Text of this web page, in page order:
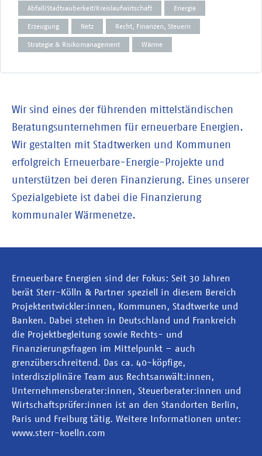
Abfall/Stadtsauberkeit/Kreislaufwirtschaft Energie
Erzeugung Netz Recht, Finanzen, Steuern
Strategie & Risikomanagement Wärme
Wir sind eines der führenden mittelständischen
Beratungsunternehmen für erneuerbare Energien.
Wir gestalten mit Stadtwerken und Kommunen
erfolgreich Erneuerbare-Energie-Projekte und
unterstützen bei deren Finanzierung. Eines unserer
Spezialgebiete ist dabei die Finanzierung
kommunaler Wärmenetze.
Erneuerbare Energien sind der Fokus: Seit 30 Jahren
berät Sterr-Kölln & Partner speziell in diesem Bereich
Projektentwickler:innen, Kommunen, Stadtwerke und
Banken. Dabei stehen in Deutschland und Frankreich
die Projektbegleitung sowie Rechts- und
Finanzierungsfragen im Mittelpunkt – auch
grenzüberschreitend. Das ca. 40-köpfige,
interdisziplinäre Team aus Rechtsanwält:innen,
Unternehmensberater:innen, Steuerberater:innen und
Wirtschaftsprüfer:innen ist an den Standorten Berlin,
Paris und Freiburg tätig. Weitere Informationen unter:
www.sterr-koelln.com